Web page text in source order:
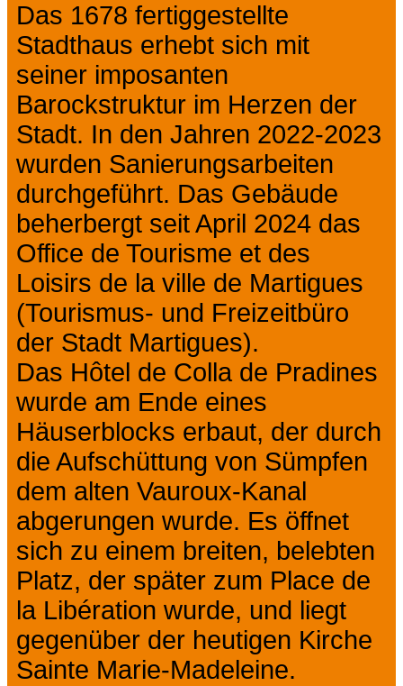
Das 1678 fertiggestellte
Stadthaus erhebt sich mit
seiner imposanten
Barockstruktur im Herzen der
Stadt. In den Jahren 2022-2023
wurden Sanierungsarbeiten
durchgeführt. Das Gebäude
beherbergt seit April 2024 das
Office de Tourisme et des
Loisirs de la ville de Martigues
(Tourismus- und Freizeitbüro
der Stadt Martigues).
Das Hôtel de Colla de Pradines
wurde am Ende eines
Häuserblocks erbaut, der durch
die Aufschüttung von Sümpfen
dem alten Vauroux-Kanal
abgerungen wurde. Es öffnet
sich zu einem breiten, belebten
Platz, der später zum Place de
la Libération wurde, und liegt
gegenüber der heutigen Kirche
Sainte Marie-Madeleine.